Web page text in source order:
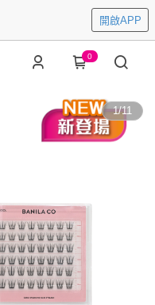
開啟APP
0
1/11